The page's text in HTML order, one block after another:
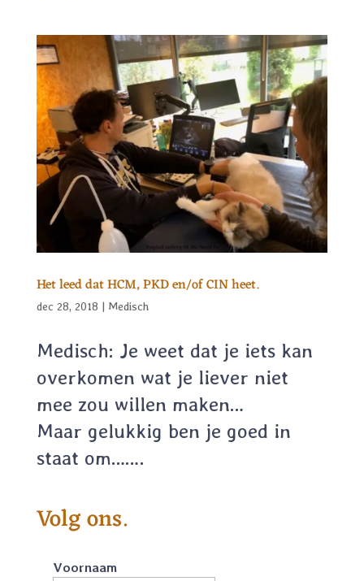
Het leed dat HCM, PKD en/of CIN heet.
dec 28, 2018 | Medisch
Medisch: Je weet dat je iets kan
overkomen wat je liever niet
mee zou willen maken…
Maar gelukkig ben je goed in
staat om…….
Volg ons.
Voornaam